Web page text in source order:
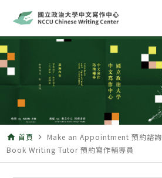
home 首頁 navigate_next Make an Appointment 預約諮詢
Book Writing Tutor 預約寫作輔導員